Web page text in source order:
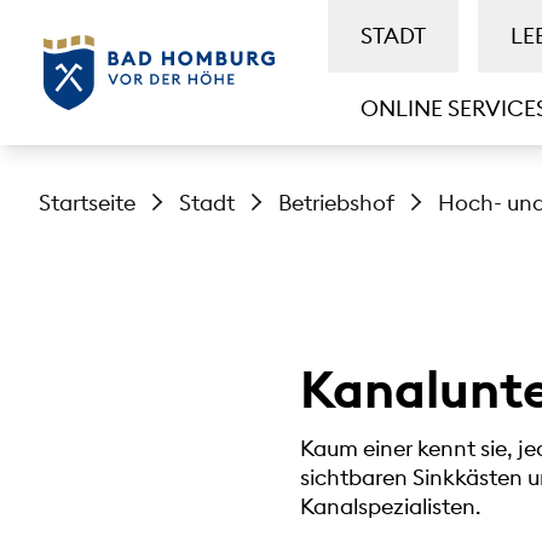
STADT
ONLINE
Startseite Stadt Betriebshof Hoch-
Kaum einer kennt sie,
sichtbaren Sinkkästen
Kanalspezialisten.